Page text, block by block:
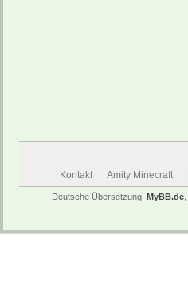
Kontakt Amity Minecraft
Deutsche Übersetzung: MyBB.de